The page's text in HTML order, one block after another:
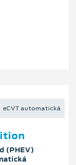
eCVT automatická
(PHEV)